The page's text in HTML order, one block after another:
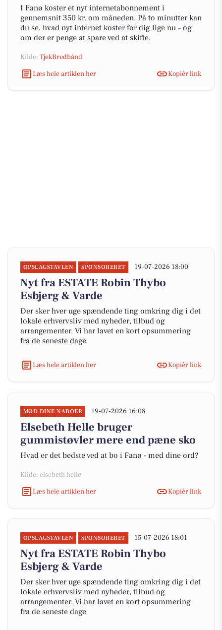
I Fanø koster et nyt internetabonnement i
gennemsnit 350 kr. om måneden. På to minutter kan
du se, hvad nyt internet koster for dig lige nu – og
om der er penge at spare ved at skifte.
Kilde: TjekBredbånd
Læs hele artiklen her
Kopiér link
OPSLAGSTAVLEN SPONSORERET 19-07-2026 18:00
Nyt fra ESTATE Robin Thybo
Esbjerg & Varde
Der sker hver uge spændende ting omkring dig i det
lokale erhvervsliv med nyheder, tilbud og
arrangementer. Vi har lavet en kort opsummering
fra de seneste dage
Læs hele artiklen her Kopiér link
MØD DINE NABOER 19-07-2026 16:08
Elsebeth Helle bruger
gummistøvler mere end pæne sko
Hvad er det bedste ved at bo i Fanø - med dine ord?
Kilde: elsebeth helle
Læs hele artiklen her
Kopiér link
OPSLAGSTAVLEN SPONSORERET 15-07-2026 18:01
Nyt fra ESTATE Robin Thybo
Esbjerg & Varde
Der sker hver uge spændende ting omkring dig i det
lokale erhvervsliv med nyheder, tilbud og
arrangementer. Vi har lavet en kort opsummering
fra de seneste dage